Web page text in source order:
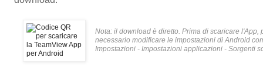
Nota: il download è diretto. Prima di scaricare l'App,
necessario modificare le impostazioni di Android
Impostazioni - Impostazioni applicazioni - Sorgenti